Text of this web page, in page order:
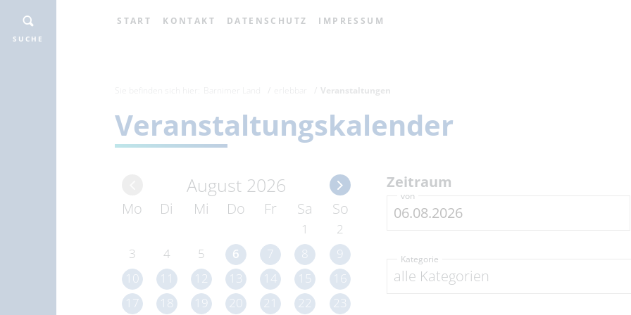
START KONTAKT DATENSCHUTZ IMPRESSUM
SUCHE
Veranstaltungen
Veranstaltungskalender
August 2026
Mo Di Mi Do Fr Sa So
1
2
3
4 5 6 7 8
9
10
11 12 13 14 15
16
17
18 19 20 21 22 23
Zeitraum
von
alle Kategorien
Kategorie